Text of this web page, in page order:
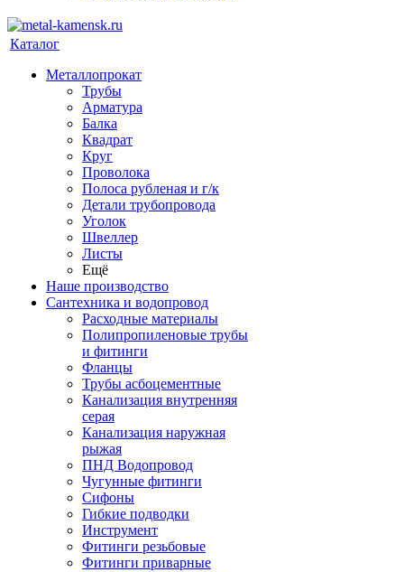
Каталог
Металлопрокат
Трубы
Арматура
Балка
Квадрат
Круг
Проволока
Полоса рубленая и г/к
Детали трубопровода
Уголок
Швеллер
Листы
Ещё
Наше производство
Сантехника и водопровод
Расходные материалы
Полипропиленовые трубы
и фитинги
Фланцы
Трубы асбоцементные
Канализация внутренняя
серая
Канализация наружная
рыжая
ПНД Водопровод
Чугунные фитинги
Сифоны
Гибкие подводки
Инструмент
Фитинги резьбовые
Фитинги приварные